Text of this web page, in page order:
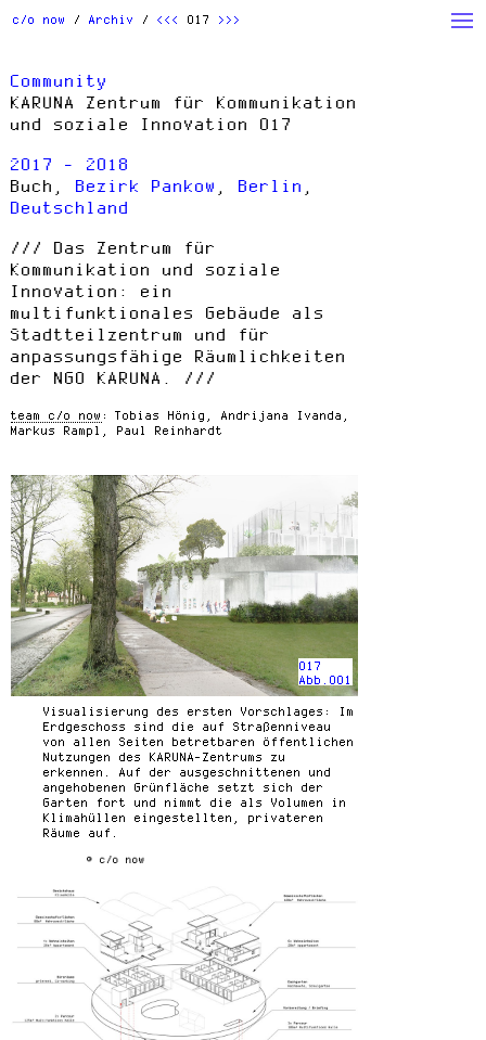
c/o now Archiv <<< 017 >>>
Archiv Studio
Products
Others
Community
KARUNA Zentrum für Kommunikation
und soziale Innovation 017
2017 - 2018
Buch, Bezirk Pankow Berlin
Deutschland
Das Zentrum für
Kommunikation und soziale
Innovation: ein
multifunktionales Gebäude als
Stadtteilzentrum und für
anpassungsfähige Räumlichkeiten
der NGO KARUNA.
team c/o now
Tobias Hönig, Andrijana Ivanda,
Markus Rampl, Paul Reinhardt
017
Abb.001
Visualisierung des ersten Vorschlages: Im
Erdgeschoss sind die auf Straßenniveau
von allen Seiten betretbaren öffentlichen
Nutzungen des KARUNA-Zentrums zu
erkennen. Auf der ausgeschnittenen und
angehobenen Grünfläche setzt sich der
Garten fort und nimmt die als Volumen in
Klimahüllen eingestellten, privateren
Räume auf.
© c/o now